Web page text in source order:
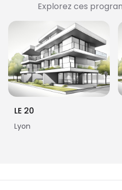
Explorez ces
LE 20
Lyon